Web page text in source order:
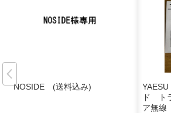
NOSIDE (送料込み)
ド ト
ア無線